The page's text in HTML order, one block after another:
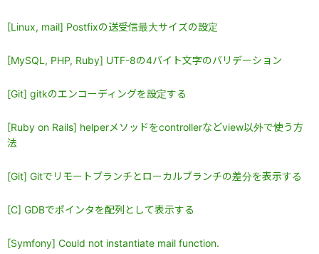
[Linux, mail] Postfixの送受信最大サイズの設定
[MySQL, PHP, Ruby] UTF-8の4バイト文字のバリデーション
[Git] gitkのエンコーディングを設定する
[Ruby on Rails] helperメソッドをcontrollerなどview以外で使う方
法
[Git] Gitでリモートブランチとローカルブランチの差分を表示する
[C] GDBでポインタを配列として表示する
[Symfony] Could not instantiate mail function.